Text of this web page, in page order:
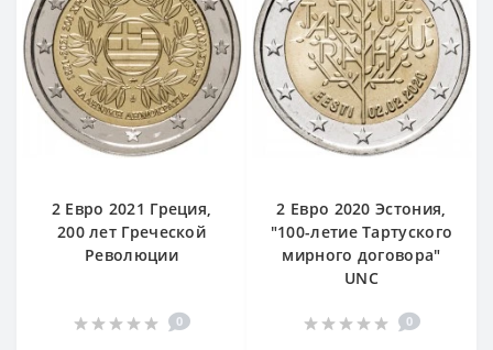
2 Евро 2021 Греция,
200 лет Греческой
Революции
0
2 Евро 2020 Эстония,
"100-летие Тартуского
мирного договора"
UNC
0